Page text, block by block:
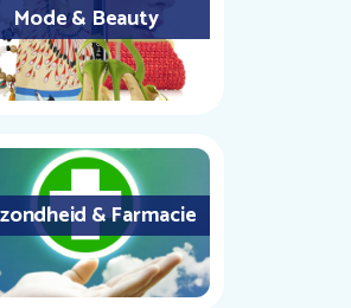
Mode & Beauty
& Farmacie